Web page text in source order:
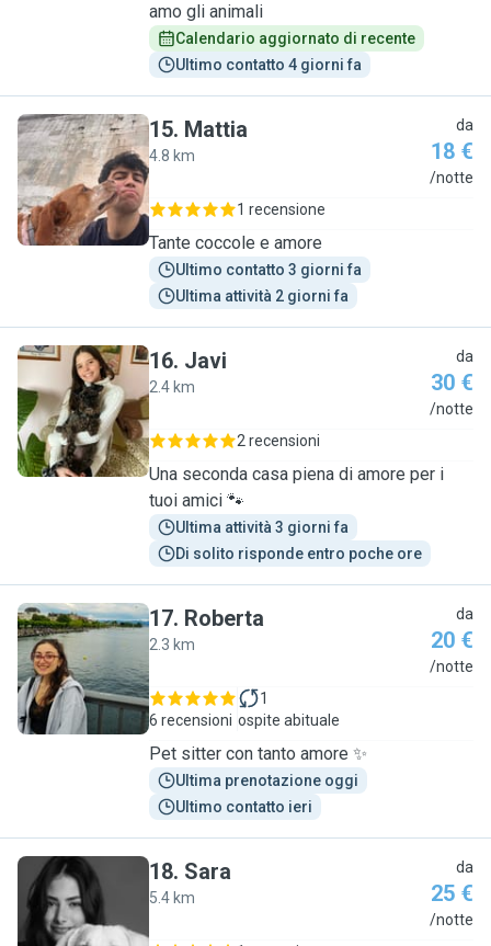
amo gli animali
Calendario aggiornato di recente
Ultimo contatto 4 giorni fa
M
15. Mattia
4.8 km
da
18 €
/notte
1 recensione
Tante coccole e amore
Ultimo contatto 3 giorni fa
Ultima attività 2 giorni fa
J
16. Javi
2.4 km
da
30 €
/notte
2 recensioni
Una seconda casa piena di amore per i
tuoi amici 🐾
Ultima attività 3 giorni fa
Di solito risponde entro poche ore
R
17. Roberta
2.3 km
da
20 €
/notte
6 recensioni
1
ospite abituale
Pet sitter con tanto amore ✨
Ultima prenotazione oggi
Ultimo contatto ieri
S
18. Sara
5.4 km
da
25 €
/notte